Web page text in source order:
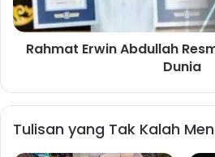
Rahmat Erwin Abdullah
Dunia
Tulisan yang Tak Kalah